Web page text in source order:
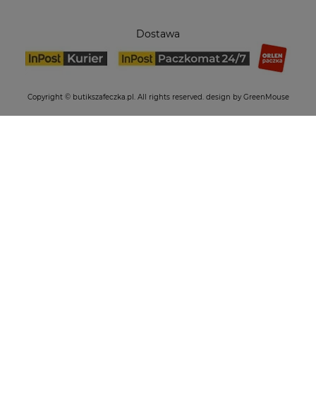
Dostawa
Copyright © butikszafeczka.pl. All rights reserved. design by GreenMouse